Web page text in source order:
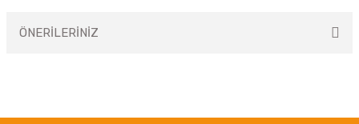
ÖNERİLERİNİZ
Görüş ve önerileriniz için teşekkür ederiz.